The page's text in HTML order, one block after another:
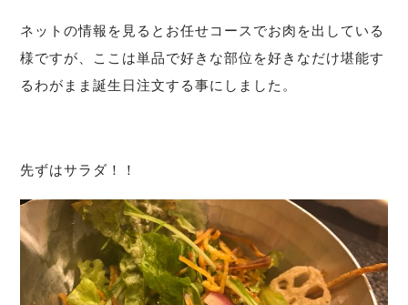
ネットの情報を見るとお任せコースでお肉を出している
様ですが、ここは単品で好きな部位を好きなだけ堪能す
るわがまま誕生日注文する事にしました。
先ずはサラダ！！